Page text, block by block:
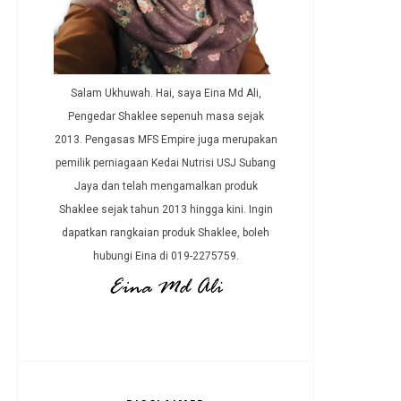
Salam Ukhuwah. Hai, saya Eina Md Ali,
Pengedar Shaklee sepenuh masa sejak
2013. Pengasas MFS Empire juga merupakan
pemilik perniagaan Kedai Nutrisi USJ Subang
Jaya dan telah mengamalkan produk
Shaklee sejak tahun 2013 hingga kini. Ingin
dapatkan rangkaian produk Shaklee, boleh
hubungi Eina di 019-2275759.